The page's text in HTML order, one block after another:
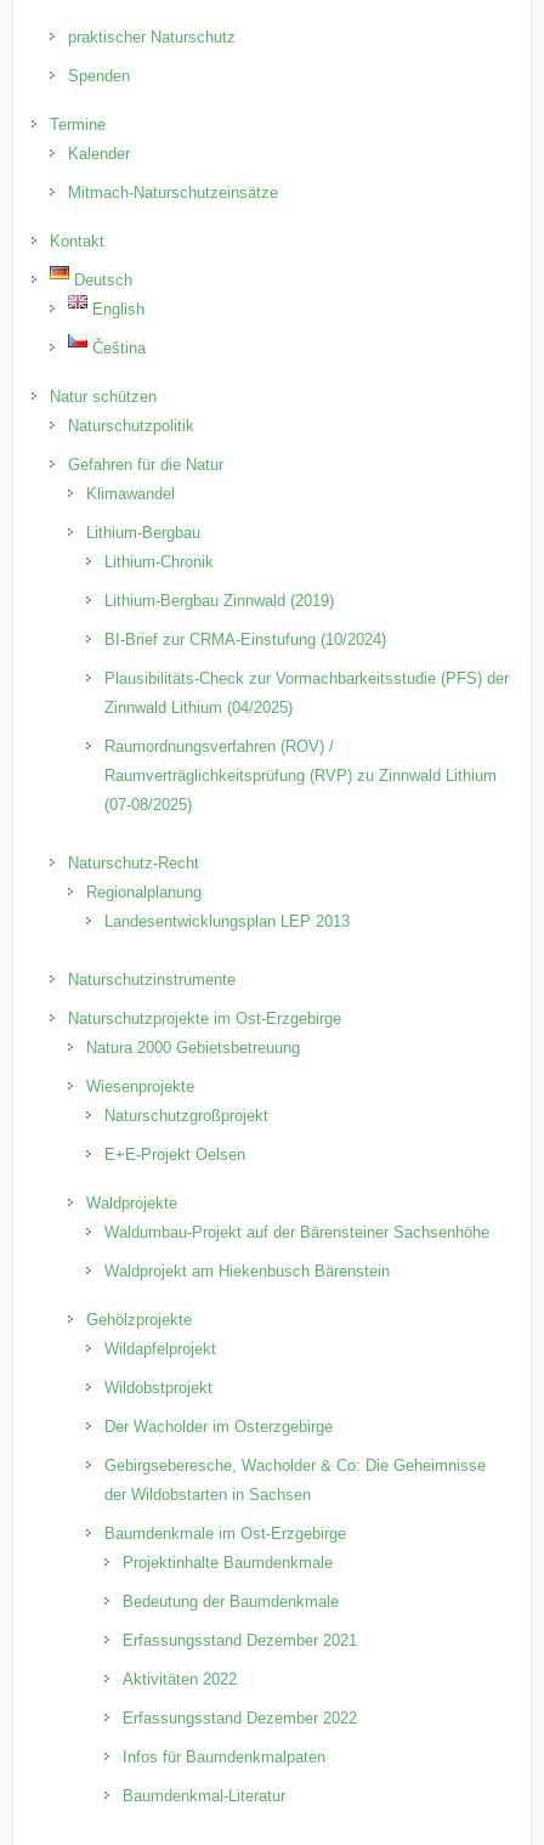
praktischer Naturschutz
Spenden
Termine
Kalender
Mitmach-Naturschutzeinsätze
Kontakt
Deutsch
English
Čeština
Natur schützen
Naturschutzpolitik
Gefahren für die Natur
Klimawandel
Lithium-Bergbau
Lithium-Chronik
Lithium-Bergbau Zinnwald (2019)
BI-Brief zur CRMA-Einstufung (10/2024)
Plausibilitäts-Check zur Vormachbarkeitsstudie (PFS) der
Zinnwald Lithium (04/2025)
Raumordnungsverfahren (ROV) /
Raumverträglichkeitsprüfung (RVP) zu Zinnwald Lithium
(07-08/2025)
Naturschutz-Recht
Regionalplanung
Landesentwicklungsplan LEP 2013
Naturschutzinstrumente
Naturschutzprojekte im Ost-Erzgebirge
Natura 2000 Gebietsbetreuung
Wiesenprojekte
Naturschutzgroßprojekt
E+E-Projekt Oelsen
Waldprojekte
Waldumbau-Projekt auf der Bärensteiner Sachsenhöhe
Waldprojekt am Hiekenbusch Bärenstein
Gehölzprojekte
Wildapfelprojekt
Wildobstprojekt
Der Wacholder im Osterzgebirge
Gebirgseberesche, Wacholder & Co: Die Geheimnisse
der Wildobstarten in Sachsen
Baumdenkmale im Ost-Erzgebirge
Projektinhalte Baumdenkmale
Bedeutung der Baumdenkmale
Erfassungsstand Dezember 2021
Aktivitäten 2022
Erfassungsstand Dezember 2022
Infos für Baumdenkmalpaten
Baumdenkmal-Literatur